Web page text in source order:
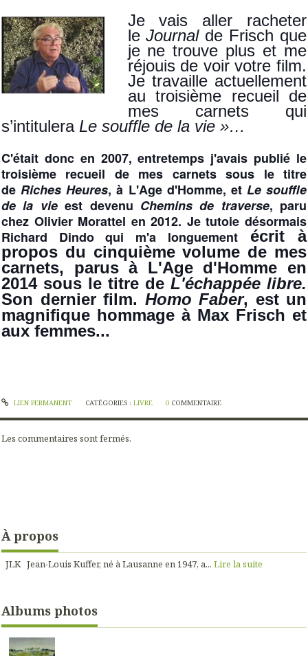
Je vais aller racheter
leJournalde Frisch que
je ne trouve plus et me
réjouis de voir votre film.
Je travaille actuellement
au troisième recueil de
mes carnets qui
s’intitulera Le souffle de la vie »…
C'était donc en 2007, entretemps j'avais publié le
troisième recueil de mes carnets sous le titre
deRiches Heures, à L'Age d'Homme, et Le souffle
de la vieest devenu Chemins de traverse, paru
chez Olivier Morattel en 2012. Je tutoie désormais
Richard Dindo qui m'a longuementécrit à
propos du cinquième volume de mes
carnets, parus à L'Age d'Homme en
2014 sous le titre de L'échappée libre.
Son dernier film. Homo Faber, est un
magnifique hommage à Max Frisch et
aux femmes...
LIEN PERMANENT CATÉGORIES : LIVRE 0 COMMENTAIRE
Les commentaires sont fermés.
À propos
JLK Jean-Louis Kuffer, né à Lausanne en 1947, a... Lire la suite
Albums photos